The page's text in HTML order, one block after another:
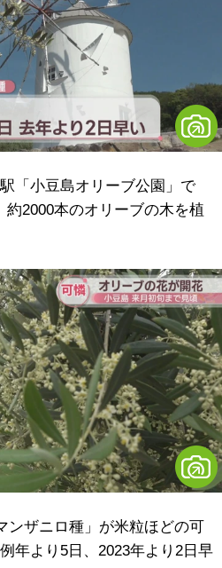
「小豆島オリーブ公園」で
約2000本のオリーブの木を植
ザニロ種」が米粒ほどの可
年より5日、2023年より2日早